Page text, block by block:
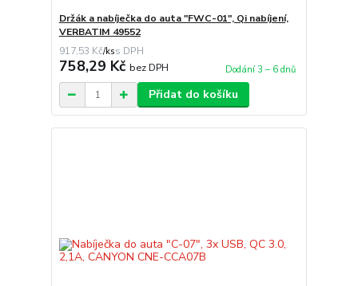
Držák a nabíječka do auta "FWC-01", Qi nabíjení,
VERBATIM 49552
917,53 Kč/ks
758,29 Kč bez DPH Dodání 3 – 6 dnů
Přidat do košíku